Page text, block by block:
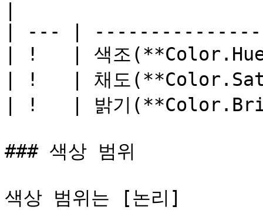
| --- |
| !   | 색조
| !   | 채도
| !   | 밝기
### 색상 범위
색상 범위는 [논리]